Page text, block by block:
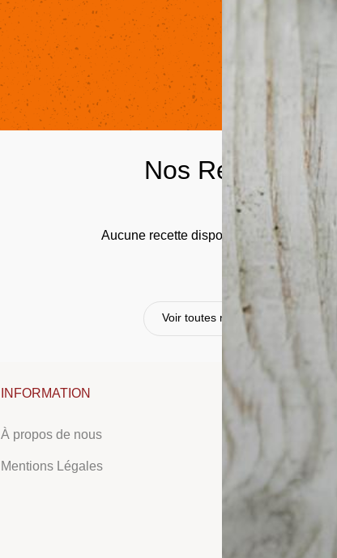
Nos Recettes
Aucune recette disponible pour ce produit.
Voir toutes nos recettes
INFORMATION
À propos de nous
Mentions Légales
NOUS SUIVRE
LinkedIn
Tiktok